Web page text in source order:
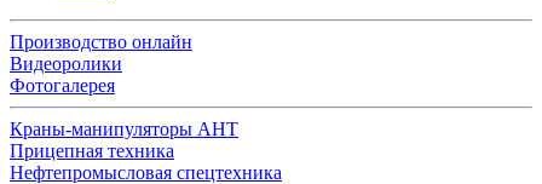
Производство онлайн
Видеоролики
Фотогалерея
Краны-манипуляторы АНТ
Прицепная техника
Нефтепромысловая спецтехника